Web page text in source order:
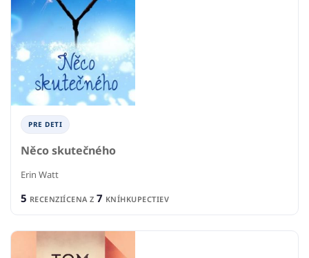
PRE DETI
Něco skutečného
Erin Watt
5 RECENZIÍCENA Z 7 KNÍHKUPECTIEV